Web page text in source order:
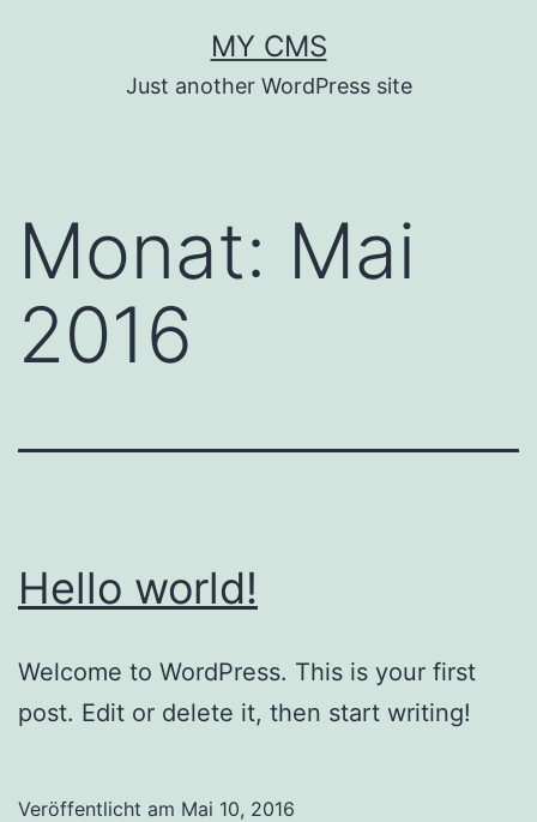
MY CMS
Just another WordPress site
Monat: Mai
2016
Hello world!
Welcome to WordPress. This is your first
post. Edit or delete it, then start writing!
Veröffentlicht am Mai 10, 2016